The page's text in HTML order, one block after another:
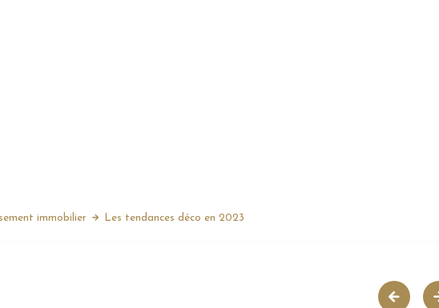
immobilier Les tendances déco en 2023